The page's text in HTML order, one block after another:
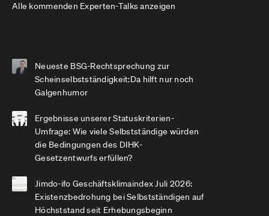
Alle kommenden Experten-Talks anzeigen
Neueste BSG-Rechtsprechung zur
Scheinselbstständigkeit:Da hilft nur noch
Galgenhumor
Ergebnisse unserer Statuskriterien-
Umfrage: Wie viele Selbstständige würden
die Bedingungen des DIHK-
Gesetzentwurfs erfüllen?
Jimdo-ifo Geschäftsklimaindex Juli 2026:
Existenzbedrohung bei Selbstständigen auf
Höchststand seit Erhebungsbeginn